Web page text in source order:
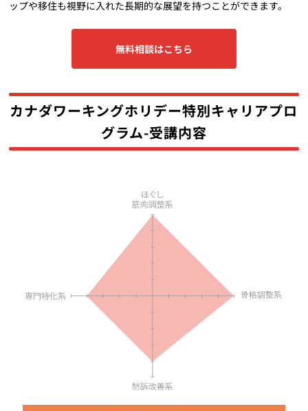
ップや移住も視野に入れた長期的な展望を持つことができます。
無料相談はこちら
カナダワーキングホリデー特別キャリアプロ
グラム-受講内容